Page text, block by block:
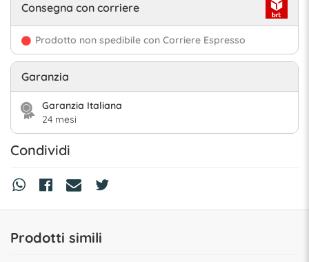
Consegna con corriere
Prodotto non spedibile con Corriere Espresso
Garanzia
Garanzia Italiana
24 mesi
Condividi
Prodotti simili